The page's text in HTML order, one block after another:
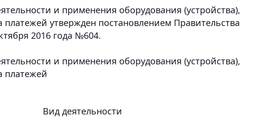
и применения оборудования (устройства),
утвержден постановлением Правительства
2016 года №604.
и применения оборудования (устройства),
платежей
Вид деятельности